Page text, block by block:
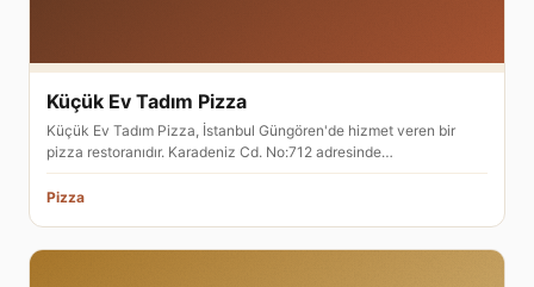
Küçük Ev Tadım Pizza
Küçük Ev Tadım Pizza, İstanbul Güngören'de hizmet veren bir
pizza restoranıdır. Karadeniz Cd. No:712 adresinde…
Pizza